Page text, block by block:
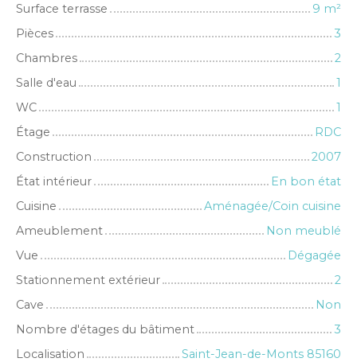
Surface terrasse
9 m²
Pièces
3
Chambres
2
Salle d'eau
1
WC
1
Étage
RDC
Construction
2007
État intérieur
En bon état
Cuisine
Aménagée/Coin cuisine
Ameublement
Non meublé
Vue
Dégagée
Stationnement extérieur
2
Cave
Non
Nombre d'étages du bâtiment
3
Localisation
Saint-Jean-de-Monts 85160